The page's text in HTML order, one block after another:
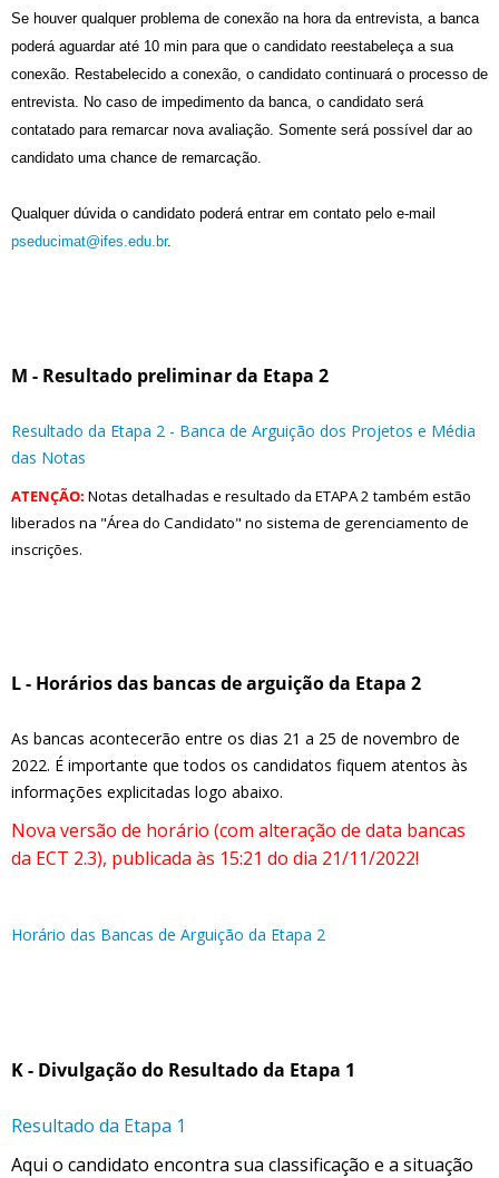
Se houver qualquer problema de conexão na hora da entrevista, a banca
poderá aguardar até 10 min para que o candidato reestabeleça a sua
conexão. Restabelecido a conexão, o candidato continuará o processo de
entrevista. No caso de impedimento da banca, o candidato será
contatado para remarcar nova avaliação. Somente será possível dar ao
candidato uma chance de remarcação.
Qualquer dúvida o candidato poderá entrar em contato pelo e-mail
pseducimat@ifes.edu.br.
M - Resultado preliminar da Etapa 2
Resultado da Etapa 2 - Banca de Arguição dos Projetos e Média
das Notas
ATENÇÃO: Notas detalhadas e resultado da ETAPA 2 também estão
liberados na "Área do Candidato" no sistema de gerenciamento de
inscrições.
L - Horários das bancas de arguição da Etapa 2
As bancas acontecerão entre os dias 21 a 25 de novembro de
2022. É importante que todos os candidatos fiquem atentos às
informações explicitadas logo abaixo.
Nova versão de horário (com alteração de data bancas
da ECT 2.3), publicada às 15:21 do dia 21/11/2022!
Horário das Bancas de Arguição da Etapa 2
K - Divulgação do Resultado da Etapa 1
Resultado da Etapa 1
Aqui o candidato encontra sua classificação e a situação